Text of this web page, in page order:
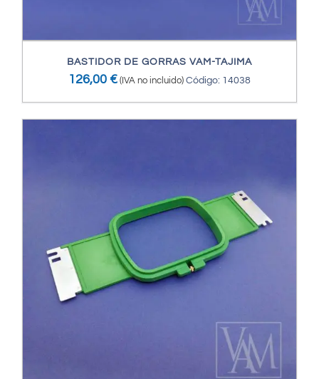
BASTIDOR DE GORRAS VAM-TAJIMA
126,00 € (IVA no incluido) Código: 14038